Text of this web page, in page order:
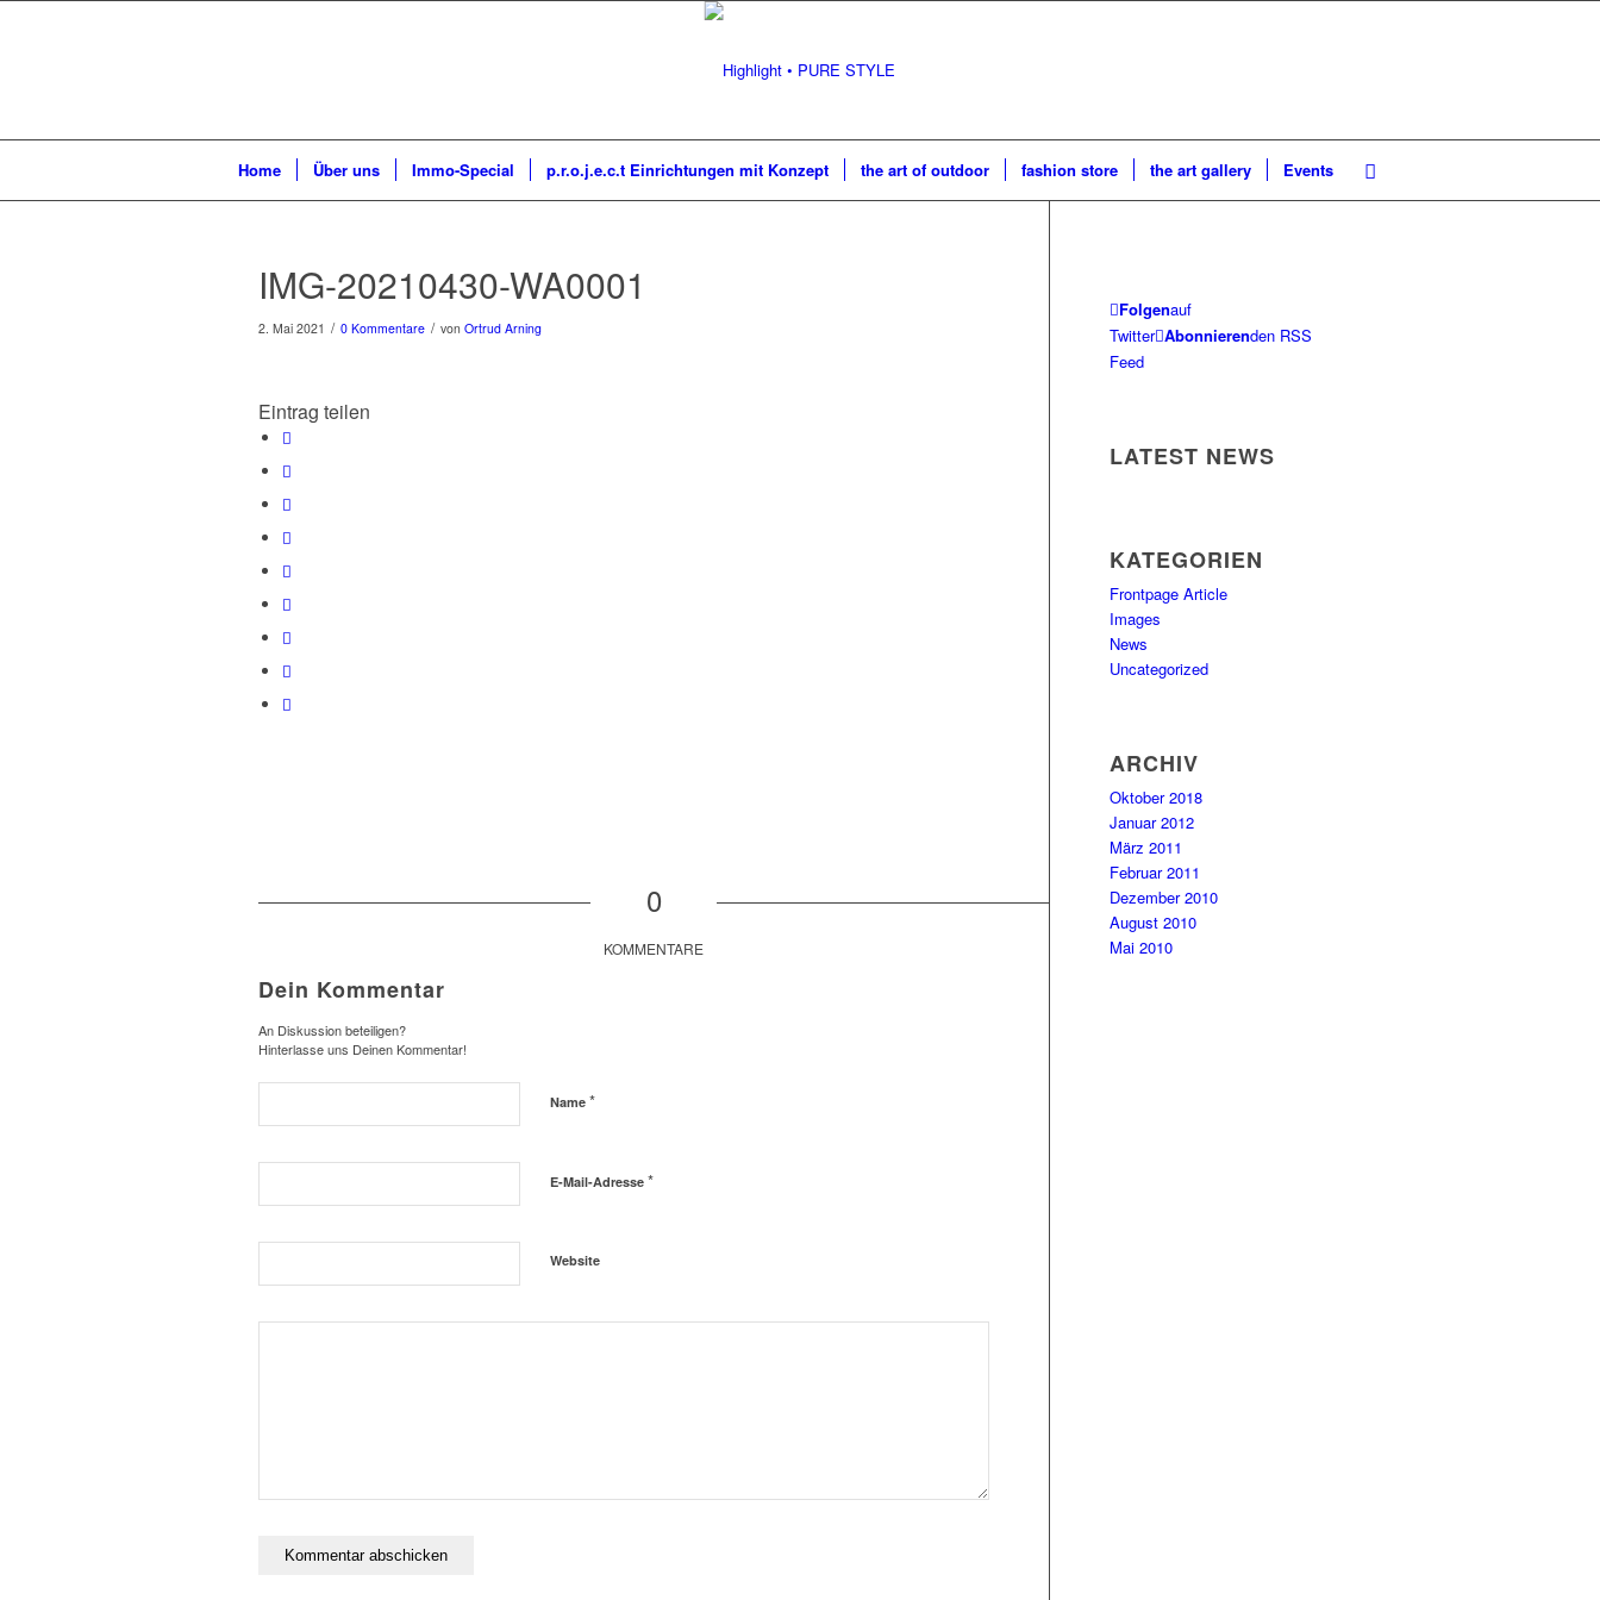
Home Über uns Immo-Special p.r.o.j.e.c.t Einrichtungen mit Konzept the art of outdoor fashion store the art gallery Events
IMG-20210430-WA0001
2. Mai 2021 / 0 Kommentare / von Ortrud Arning
Eintrag teilen
0
KOMMENTARE
Dein Kommentar
An Diskussion beteiligen?
Hinterlasse uns Deinen Kommentar!
Name *
E-Mail-Adresse *
Website
Folgenauf
Twitter Abonnierenden RSS
Feed
LATEST NEWS
KATEGORIEN
Frontpage Article
Images
News
Uncategorized
ARCHIV
Oktober 2018
Januar 2012
März 2011
Februar 2011
Dezember 2010
August 2010
Mai 2010